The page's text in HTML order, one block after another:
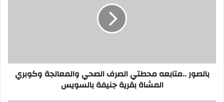
بقرية
جنيفة
بالسويس
بالصور ..متابعه محطتي الصرف الصحي والمعالجة وكوبري
المشاة بقرية جنيفة بالسويس